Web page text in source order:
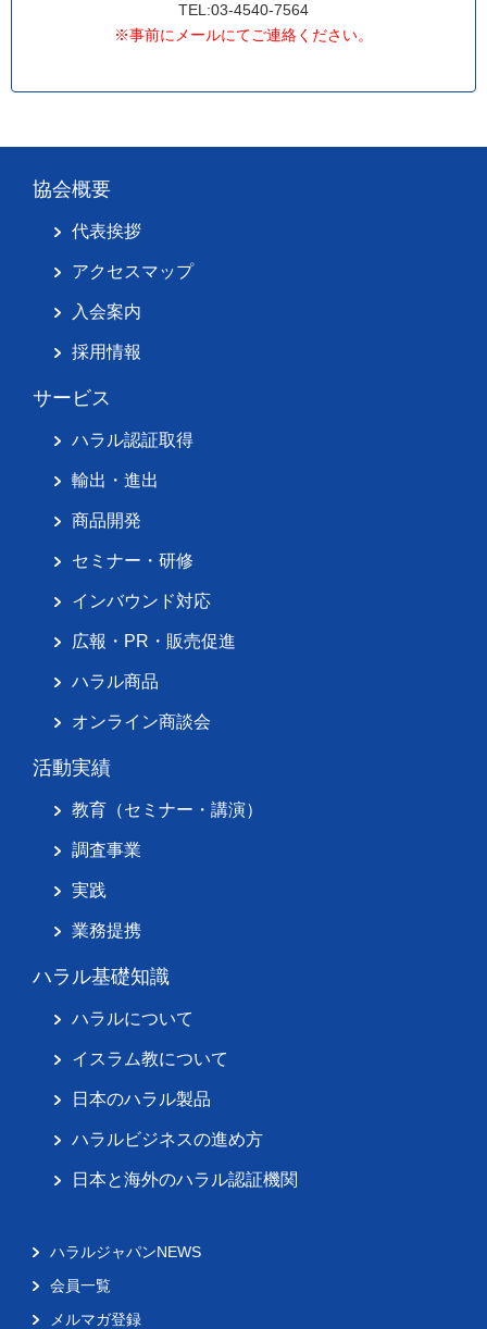
TEL:03-4540-7564
※事前にメールにてご連絡ください。
協会概要
代表挨拶
アクセスマップ
入会案内
採用情報
サービス
ハラル認証取得
輸出・進出
商品開発
セミナー・研修
インバウンド対応
広報・PR・販売促進
ハラル商品
オンライン商談会
活動実績
教育（セミナー・講演）
調査事業
実践
業務提携
ハラル基礎知識
ハラルについて
イスラム教について
日本のハラル製品
ハラルビジネスの進め方
日本と海外のハラル認証機関
ハラルジャパンNEWS
会員一覧
メルマガ登録